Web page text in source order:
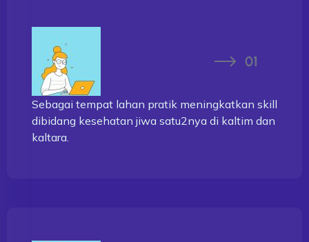
Sebagai tempat lahan pratik meningkatkan skill
dibidang kesehatan jiwa satu2nya di kaltim dan
kaltara.